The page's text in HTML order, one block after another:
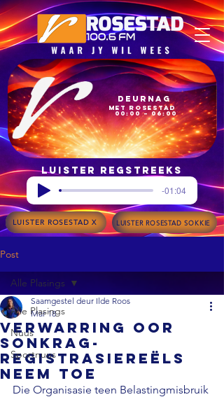
00:00 – 06:00
met Rosestad
Deurnag
Luister regstreeks
-01:04
LUISTER ROSESTAD X LUISTER ROSESTAD SOKKIE
Post
Alle Plasings
Nuus
Sportnuus
Alle Plasings
Verwarring oor
sonkrag-
registrasiereëls
neem toe
Saamgestel deur Ilde Roos
Mar 18
Die Organisasie teen Belastingmisbruik